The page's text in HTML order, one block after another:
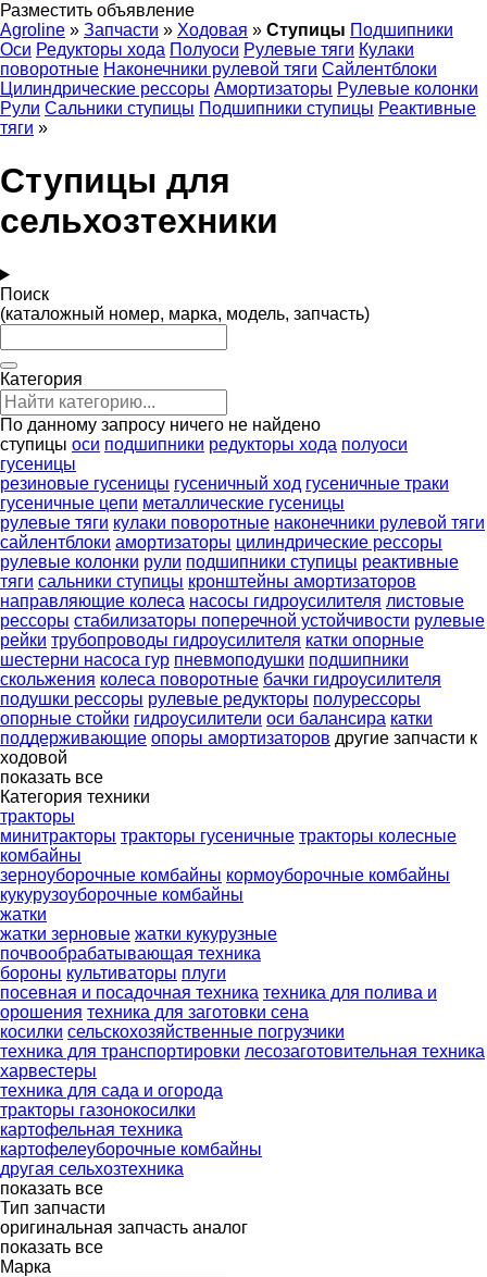
Разместить объявление
Agroline » Запчасти » Ходовая » Ступицы Подшипники
Оси Редукторы хода Полуоси Рулевые тяги Кулаки
поворотные Наконечники рулевой тяги Сайлентблоки
Цилиндрические рессоры Амортизаторы Рулевые колонки
Рули Сальники ступицы Подшипники ступицы Реактивные
тяги »
Ступицы для
сельхозтехники
Поиск
(каталожный номер, марка, модель, запчасть)
Категория
По данному запросу ничего не найдено
ступицы оси подшипники редукторы хода полуоси
гусеницы
резиновые гусеницы гусеничный ход гусеничные траки
гусеничные цепи металлические гусеницы
рулевые тяги кулаки поворотные наконечники рулевой тяги
сайлентблоки амортизаторы цилиндрические рессоры
рулевые колонки рули подшипники ступицы реактивные
тяги сальники ступицы кронштейны амортизаторов
направляющие колеса насосы гидроусилителя листовые
рессоры стабилизаторы поперечной устойчивости рулевые
рейки трубопроводы гидроусилителя катки опорные
шестерни насоса гур пневмоподушки подшипники
скольжения колеса поворотные бачки гидроусилителя
подушки рессоры рулевые редукторы полурессоры
опорные стойки гидроусилители оси балансира катки
поддерживающие опоры амортизаторов другие запчасти к
ходовой
показать все
Категория техники
тракторы
минитракторы тракторы гусеничные тракторы колесные
комбайны
зерноуборочные комбайны кормоуборочные комбайны
кукурузоуборочные комбайны
жатки
жатки зерновые жатки кукурузные
почвообрабатывающая техника
бороны культиваторы плуги
посевная и посадочная техника техника для полива и
орошения техника для заготовки сена
косилки сельскохозяйственные погрузчики
техника для транспортировки лесозаготовительная техника
харвестеры
техника для сада и огорода
тракторы газонокосилки
картофельная техника
картофелеуборочные комбайны
другая сельхозтехника
показать все
Тип запчасти
оригинальная запчасть аналог
показать все
Марка